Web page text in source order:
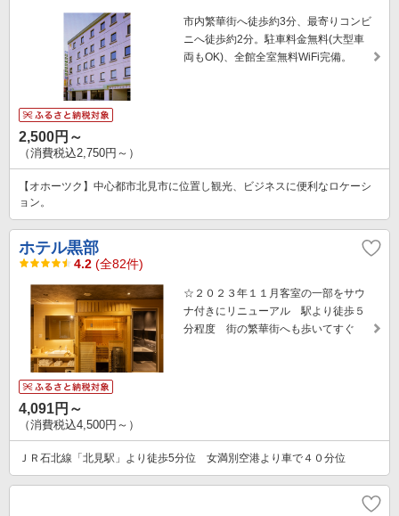
市内繁華街へ徒歩約3分、最寄りコンビ
ニへ徒歩約2分。駐車料金無料(大型車
両もOK)、全館全室無料WiFi完備。
2,500円～
（消費税込2,750円～）
【オホーツク】中心都市北見市に位置し観光、ビジネスに便利なロケーシ
ョン。
ホテル黒部
4.2 (全82件)
☆２０２３年１１月客室の一部をサウ
ナ付きにリニューアル 駅より徒歩５
分程度 街の繁華街へも歩いてすぐ
4,091円～
（消費税込4,500円～）
ＪＲ石北線「北見駅」より徒歩5分位 女満別空港より車で４０分位